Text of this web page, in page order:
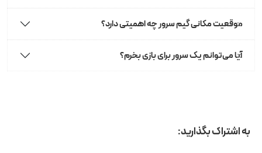
موقعیت مکانی گیم سرور چه اهمیتی دارد؟
آیا می‌توانم یک سرور برای بازی بخرم؟
به اشتراک بگذارید: